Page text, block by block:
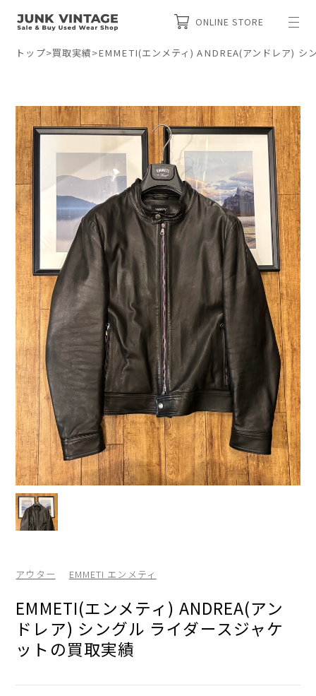
ONLINE STORE
トップ>買取実績>EMMETI(エンメティ) ANDREA(アンドレア) シ
アウター EMMETI エンメティ
EMMETI(エンメティ) ANDREA(アン
ドレア) シングル ライダースジャケ
ットの買取実績